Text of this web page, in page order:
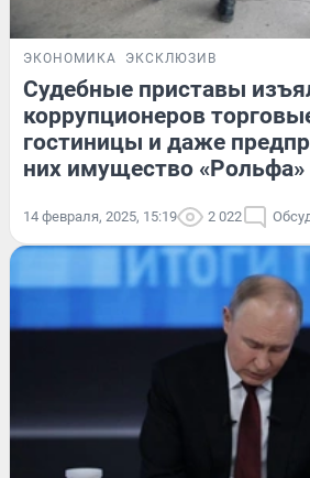
ЭКОНОМИКА ЭКСКЛЮЗИВ
Судебные приставы
коррупционеров
гостиницы и даже
них имущество
14 февраля, 2025, 15:19 2 022